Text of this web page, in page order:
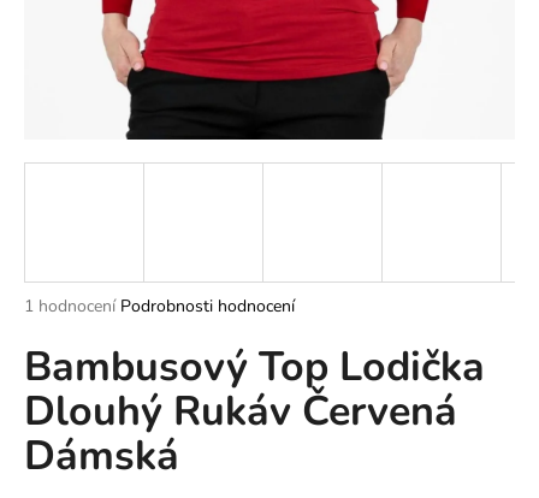
Průměrné
produktu
je
5,0
z
5
hvězdiček.
1 hodnocení Podrobnosti hodnocení
Bambusový Top Lodička
Dlouhý Rukáv Červená
Dámská
?
HLEDAT
D
o
p
o